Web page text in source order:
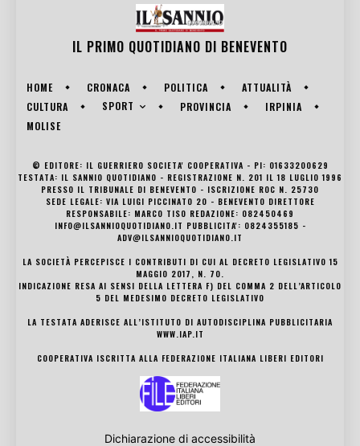
IL PRIMO QUOTIDIANO DI BENEVENTO
HOME CRONACA POLITICA
ATTUALITÀ
CULTURA
SPORT PROVINCIA
IRPINIA
MOLISE
© EDITORE: IL GUERRIERO SOCIETA' COOPERATIVA - PI: 01633200629
TESTATA: IL SANNIO QUOTIDIANO - REGISTRAZIONE N. 201 IL 18 LUGLIO 1996
PRESSO IL TRIBUNALE DI BENEVENTO - ISCRIZIONE ROC N. 25730
SEDE LEGALE: VIA LUIGI PICCINATO 20 - BENEVENTO DIRETTORE
RESPONSABILE: MARCO TISO REDAZIONE: 082450469
INFO@ILSANNIOQUOTIDIANO.IT PUBBLICITA': 0824355185 -
ADV@ILSANNIOQUOTIDIANO.IT
LA SOCIETÀ PERCEPISCE I CONTRIBUTI DI CUI AL DECRETO LEGISLATIVO 15
MAGGIO 2017, N. 70.
INDICAZIONE RESA AI SENSI DELLA LETTERA F) DEL COMMA 2 DELL’ARTICOLO
5 DEL MEDESIMO DECRETO LEGISLATIVO
LA TESTATA ADERISCE ALL’ISTITUTO DI AUTODISCIPLINA PUBBLICITARIA
WWW.IAP.IT
COOPERATIVA ISCRITTA ALLA FEDERAZIONE ITALIANA LIBERI EDITORI
Dichiarazione di accessibilità